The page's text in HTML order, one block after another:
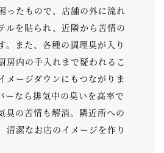
ったもので、店舗の外に流れ
ルを貼られ、近隣から苦情の
。また、各種の調理臭が入り
房内の手入れまで疑われるこ
メージダウンにもつながりま
ーなら排気中の臭いを高率で
臭の苦情も解消。隣近所への
清潔なお店のイメージを作り